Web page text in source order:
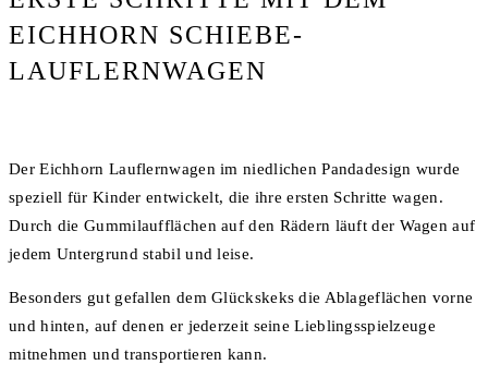
EICHHORN SCHIEBE-
LAUFLERNWAGEN
Der Eichhorn Lauflernwagen im niedlichen Pandadesign wurde
speziell für Kinder entwickelt, die ihre ersten Schritte wagen.
Durch die Gummilaufflächen auf den Rädern läuft der Wagen auf
jedem Untergrund stabil und leise.
Besonders gut gefallen dem Glückskeks die Ablageflächen vorne
und hinten, auf denen er jederzeit seine Lieblingsspielzeuge
mitnehmen und transportieren kann.